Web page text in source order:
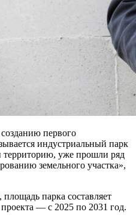
первого
индустриальный парк
уже прошли ряд
земельного участка»,
парка составляет
— с 2025 по 2031 год.